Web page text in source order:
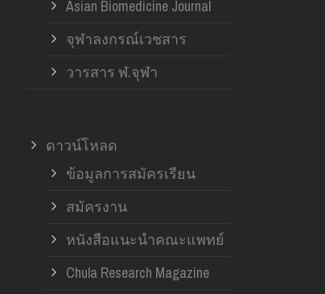
Asian Biomedicine Journal
จุฬาลงกรณ์เวชสาร
วารสาร ฬ.จุฬา
ดาวน์โหลด
ข้อมูลการสมัครเรียน
สมัครงาน
หนังสือแนะนำคณะแพทย์
Chula Research Magazine